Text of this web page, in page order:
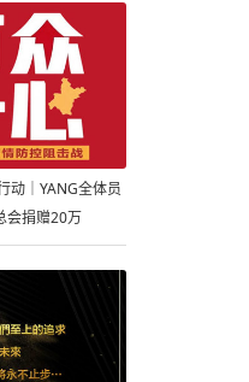
动｜YANG全体员
会捐赠20万